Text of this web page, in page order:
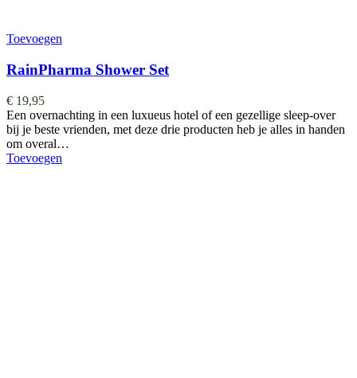
Toevoegen
RainPharma Shower Set
€ 19,95
Een overnachting in een luxueus hotel of een gezellige sleep-over
bij je beste vrienden, met deze drie producten heb je alles in handen
om overal…
Toevoegen